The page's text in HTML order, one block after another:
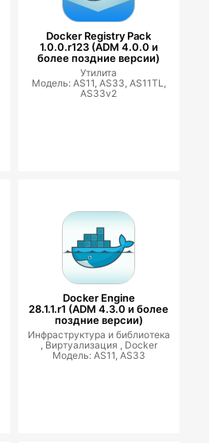
Docker Registry Pack
1.0.0.r123 (ADM 4.0.0 и
более поздние версии)
Утилита
Модель: AS11, AS33, AS11TL,
AS33v2
Docker Engine
28.1.1.r1 (ADM 4.3.0 и более
поздние версии)
Инфраструктура и библиотека
, Виртуализация , Docker
Модель: AS11, AS33